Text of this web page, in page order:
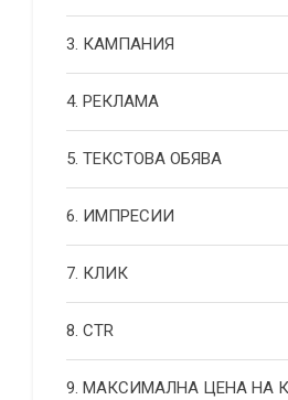
3. КАМПАНИЯ
4. РЕКЛАМА
5. ТЕКСТОВА ОБЯВА
6. ИМПРЕСИИ
7. КЛИК
8. CTR
9. МАКСИМАЛНА ЦЕНА НА